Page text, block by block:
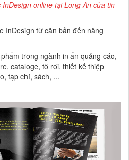
online tại Long An của tin
InDesign từ căn bản đến nâng
trong ngành in ấn quảng cáo,
cataloge, tờ rơi, thiết kế thiệp
tạp chí, sách, ...